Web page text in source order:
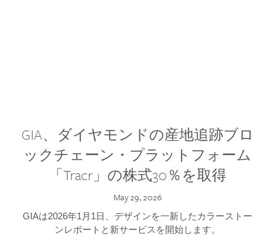
GIA、ダイヤモンドの産地追跡ブロ
ックチェーン・プラットフォーム
「Tracr」の株式30％を取得
May 29, 2026
GIAは2026年1月1日、デザインを一新したカラーストー
ンレポートと新サービスを開始します。